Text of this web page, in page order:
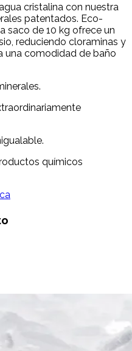
cristalina con nuestra
patentados. Eco-
saco de 10 kg ofrece un
reduciendo cloraminas y
una comodidad de baño
químicos